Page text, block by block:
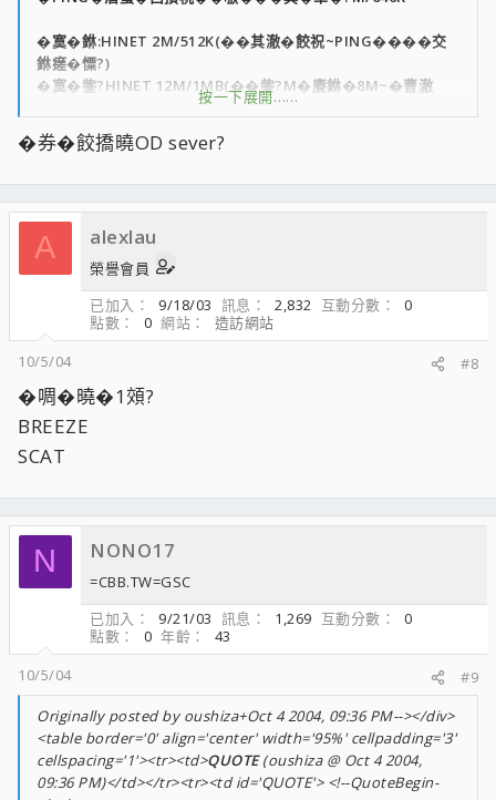
�寞�銝:HINET 2M/512K(��其澈�餃祝~PING����交
銝瘥�憟?)
�寞�鈭?HINET 12M/1MB(��鈭?M�賡銝�8M~�曹澈
按一下展開……
�券�餃撟曉OD sever?
A alexlau
榮譽會員
已加入
9/18/03 訊息 2,832 互動分數
0
點數
0 網站
造訪網站
10/5/04
#8
�啁�曉�1頝?
BREEZE
SCAT
N NONO17
=CBB.TW=GSC
已加入
9/21/03 訊息 1,269 互動分數
0
點數
0 年齡
43
10/5/04
#9
Originally posted by oushiza+Oct 4 2004, 09:36 PM--></div>
<table border='0' align='center' width='95%' cellpadding='3'
cellspacing='1'><tr><td>QUOTE(oushiza @ Oct 4 2004,
09:36 PM)</td></tr><tr><td id='QUOTE'> <!--QuoteBegin-